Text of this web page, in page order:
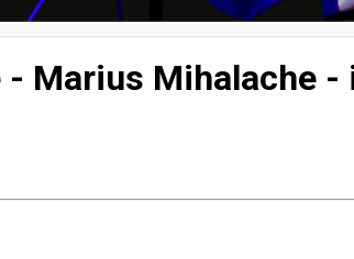
Marius Mihalache